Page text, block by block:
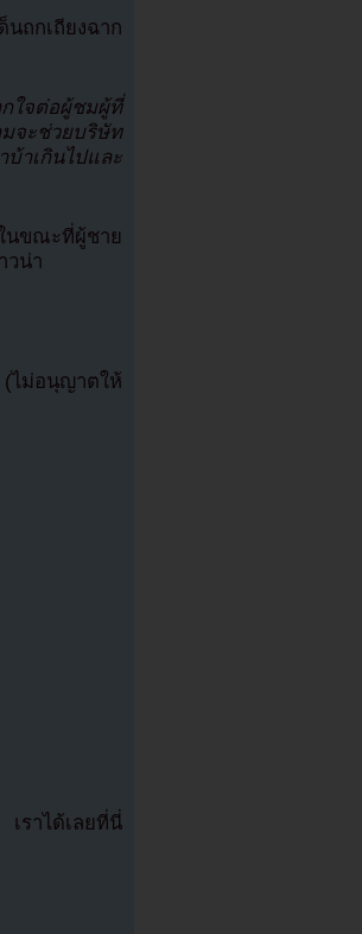
นถกเถียงฉาก
กใจต่อผู้ชมผู้ที่
จะช่วยบริษัท
าเกินไปและ
นขณะที่ผู้ชาย
วน่า
ไม่อนุญาตให้
ราได้เลยที่นี่